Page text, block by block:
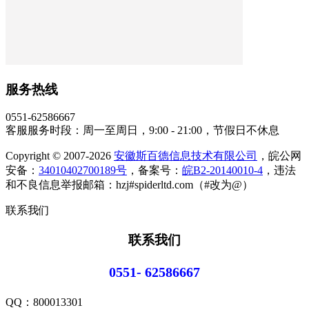
服务热线
0551-62586667
客服服务时段：周一至周日，9:00 - 21:00，节假日不休息
Copyright © 2007-2026 安徽斯百德信息技术有限公司
，皖公网
安备： 34010402700189号 ，备案号： 皖B2-20140010-4 ，违法
和不良信息举报邮箱：hzj#spiderltd.com（#改为@）
联系我们
联系我们
0551- 62586667
QQ： 800013301